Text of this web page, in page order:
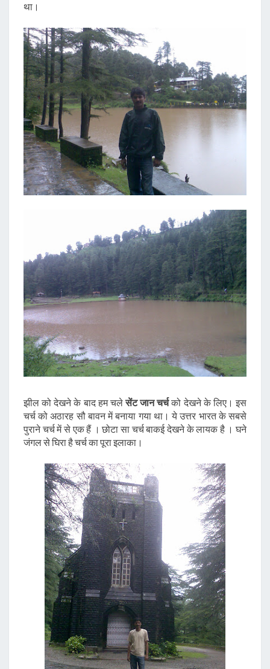
था।
झील को देखने के बाद हम चलेसेंट जान चर्चको देखने के लिए। इस
चर्च को अठारह सौ बावन में बनाया गया था। ये उत्तर भारत के सबसे
पुराने चर्च में से एक हैं । छोटा सा चर्च बाकई देखने के लायक है । घने
जंगल से घिरा है चर्च का पूरा इलाका।